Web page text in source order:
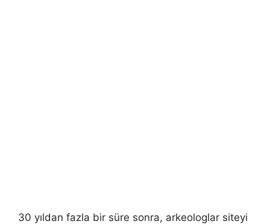
30 yıldan fazla bir süre sonra, arkeologlar siteyi